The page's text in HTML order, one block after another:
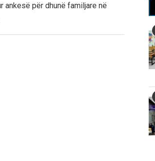
ankesë për dhunë familjare në